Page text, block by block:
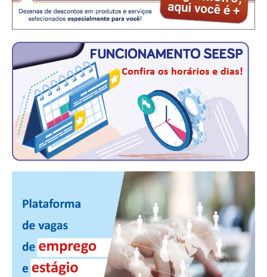
ATUALIZAÇÃO CADASTRAL
NÚCLEO JOVEM